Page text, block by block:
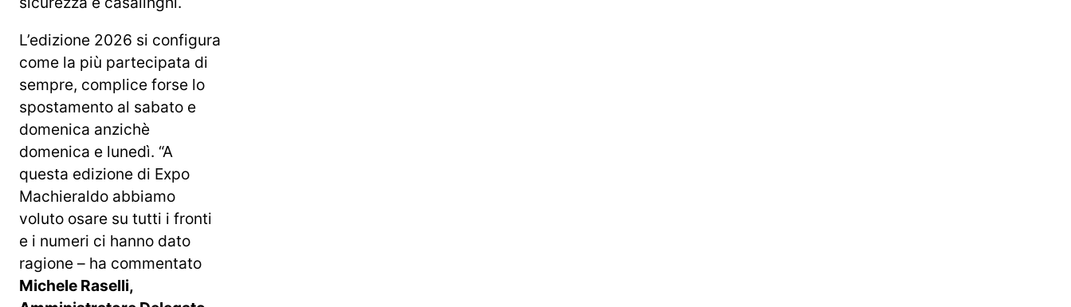
L’edizione 2026 si configura
come la più partecipata di
sempre, complice forse lo
spostamento al sabato e
domenica anzichè
domenica e lunedì. “A
questa edizione di Expo
Machieraldo abbiamo
voluto osare su tutti i fronti
e i numeri ci hanno dato
ragione – ha commentato
Michele Raselli,